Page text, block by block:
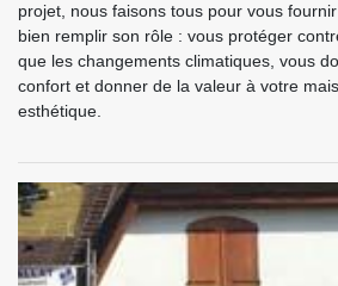
projet, nous faisons tous pour vous
bien remplir son rôle : vous protéger
que les changements climatiques, vous
confort et donner de la valeur à votre
esthétique.